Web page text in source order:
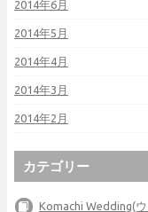
2014年6月
2014年5月
2014年4月
2014年3月
2014年2月
カテゴリー
Komachi Wedding(